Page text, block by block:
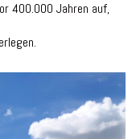
400.000 Jahren auf,